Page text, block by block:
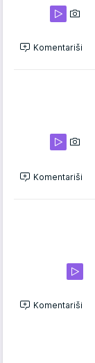
Komentariši
Komentariši
Komentariši